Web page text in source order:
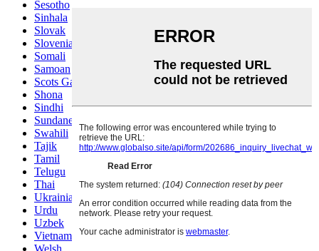
Sesotho
Sinhala
Slovak
Slovenian
Somali
Samoan
Scots Gaelic
Shona
Sindhi
Sundanese
Swahili
Tajik
Tamil
Telugu
Thai
Ukrainian
Urdu
Uzbek
Vietnamese